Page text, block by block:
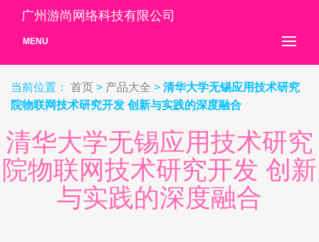
广州游尚网络科技有限公司
MENU
当前位置： 首页 > 产品大全 > 清华大学无锡应用技术研究
院物联网技术研究开发 创新与实践的深度融合
清华大学无锡应用技术研究
院物联网技术研究开发 创新
与实践的深度融合